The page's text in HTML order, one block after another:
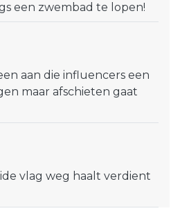
een zwembad te lopen!
aan die influencers een
maar afschieten gaat
vlag weg haalt verdient